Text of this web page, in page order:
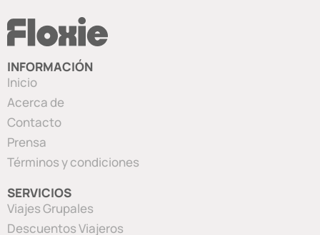
INFORMACIÓN
Inicio
Acerca de
Contacto
Prensa
Términos y condiciones
SERVICIOS
Viajes Grupales
Descuentos Viajeros